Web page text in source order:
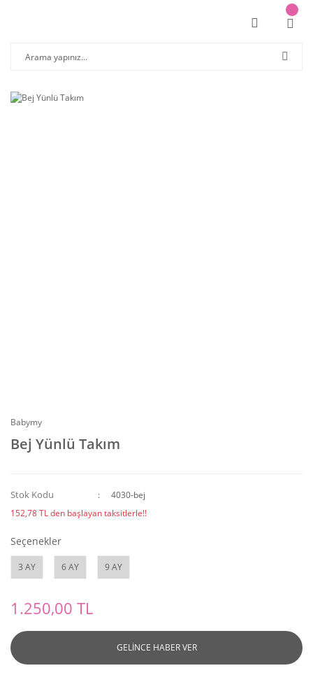
Babymy
Bej Yünlü Takım
Stok Kodu
4030-bej
152,78 TL den başlayan taksitlerle!!
Seçenekler
3 AY 6 AY 9 AY
1.250,00 TL
GELİNCE HABER VER